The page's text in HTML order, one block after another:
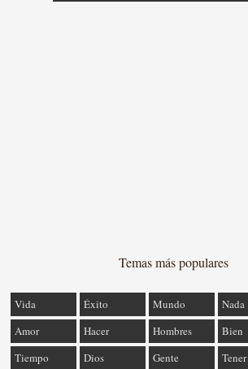
Temas más populares
Vida Éxito Mundo
Nada
Amor
Hacer Hombres
Bien
Tiempo
Dios Gente Tener